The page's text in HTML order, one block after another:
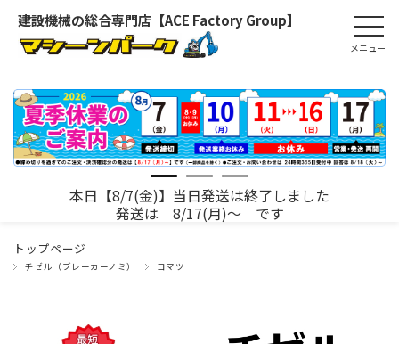
建設機械の総合専門店【ACE Factory Group】
本日【8/7(金)】当日発送は終了しました
発送は 8/17(月)～ です
トップページ
チゼル（ブレーカーノミ） コマツ